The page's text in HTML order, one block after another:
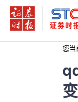
您当